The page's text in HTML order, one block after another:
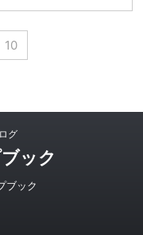
10
グ
ック
ブック